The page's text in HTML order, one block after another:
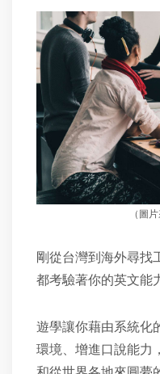
（圖
剛從台灣到海外尋找
都考驗著你的英文能
遊學讓你藉由系統化
環境、增進口說能力